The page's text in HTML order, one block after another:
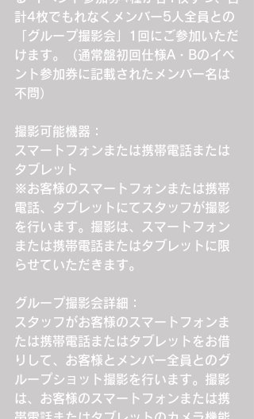
計4枚でもれなくメンバー5人全員との
「グループ撮影会」1回にご参加いただ
けます。（通常盤初回仕様A・Bのイベ
ント参加券に記載されたメンバー名は
不問）
撮影可能機器：
スマートフォンまたは携帯電話または
タブレット
※お客様のスマートフォンまたは携帯
電話、タブレットにてスタッフが撮影
を行います。撮影は、スマートフォン
または携帯電話またはタブレットに限
らせていただきます。
グループ撮影会詳細：
スタッフがお客様のスマートフォンま
たは携帯電話またはタブレットをお借
りして、お客様とメンバー全員とのグ
ループショット撮影を行います。撮影
は、お客様のスマートフォンまたは携